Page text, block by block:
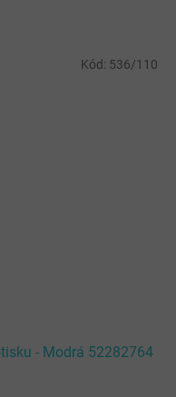
- Modrá 52282764
Kód: 536/110